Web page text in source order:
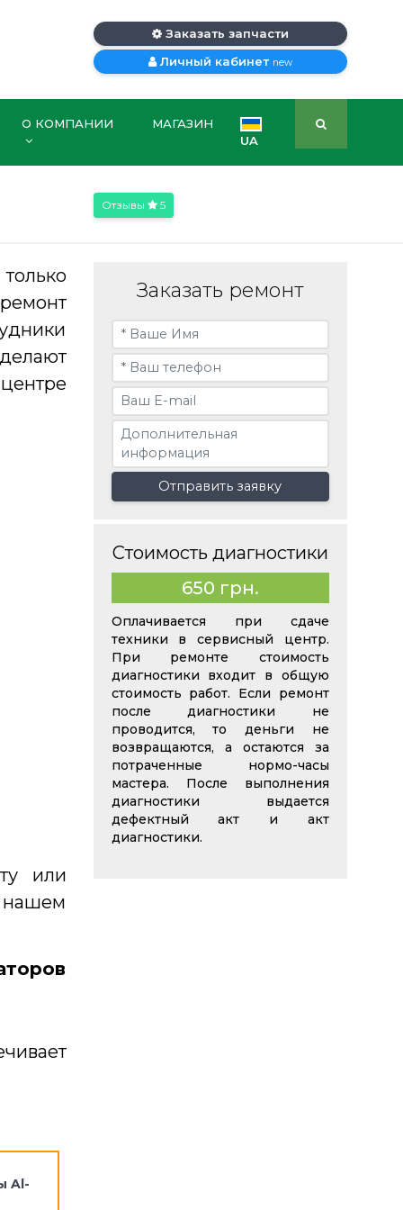
Заказать запчасти
Личный кабинет new
О КОМПАНИИ
МАГАЗИН
UA
Отзывы 5
или
нашем
Al-
Заказать ремонт
Отправить заявку
Стоимость диагностики
650 грн.
Оплачивается при сдаче
техники в сервисный центр.
При ремонте стоимость
диагностики входит в общую
стоимость работ. Если ремонт
после диагностики не
проводится, то деньги не
возвращаются, а остаются за
потраченные нормо-часы
мастера. После выполнения
диагностики выдается
дефектный акт и акт
диагностики.